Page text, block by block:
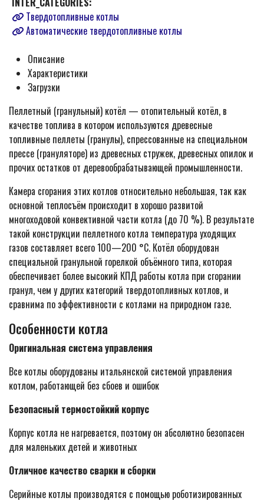
Твердотопливные котлы
Автоматические твердотопливные котлы
Описание
Характеристики
Загрузки
Пеллетный (гранульный) котёл — отопительный котёл, в
качестве топлива в котором используются древесные
топливные пеллеты (гранулы), спрессованные на специальном
прессе (грануляторе) из древесных стружек, древесных опилок и
прочих остатков от деревообрабатывающей промышленности.
Камера сгорания этих котлов относительно небольшая, так как
основной теплосъём происходит в хорошо развитой
многоходовой конвективной части котла (до 70 %). В результате
такой конструкции пеллетного котла температура уходящих
газов составляет всего 100—200 °C. Котёл оборудован
специальной гранульной горелкой объёмного типа, которая
обеспечивает более высокий КПД работы котла при сгорании
гранул, чем у других категорий твердотопливных котлов, и
сравнима по эффективности с котлами на природном газе.
Особенности котла
Оригинальная система управления
Все котлы оборудованы итальянской системой управления
котлом, работающей без сбоев и ошибок
Безопасный термостойкий корпус
Корпус котла не нагревается, поэтому он абсолютно безопасен
для маленьких детей и животных
Отличное качество сварки и сборки
Серийные котлы производятся с помощью роботизированных